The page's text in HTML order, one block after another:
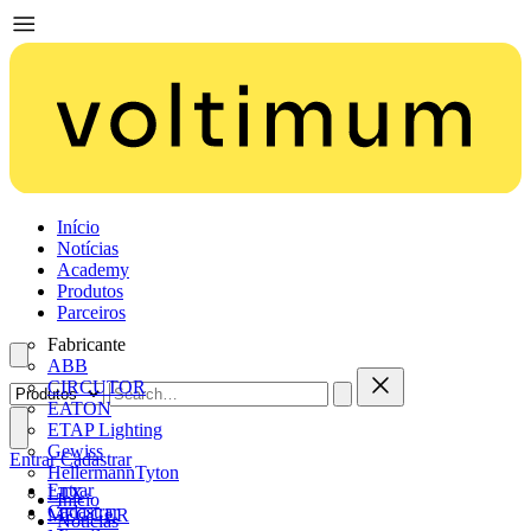
Início
Notícias
Academy
Produtos
Parceiros
Fabricante
ABB
CIRCUTOR
EATON
ETAP Lighting
Gewiss
HellermannTyton
LTX
MEGGER
Entrar
Cadastrar
Entrar Cadastrar
Início
Notícias